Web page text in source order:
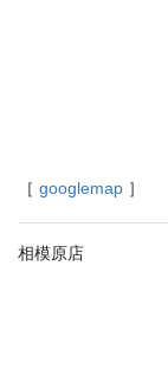
［ googlemap ］
相模原店